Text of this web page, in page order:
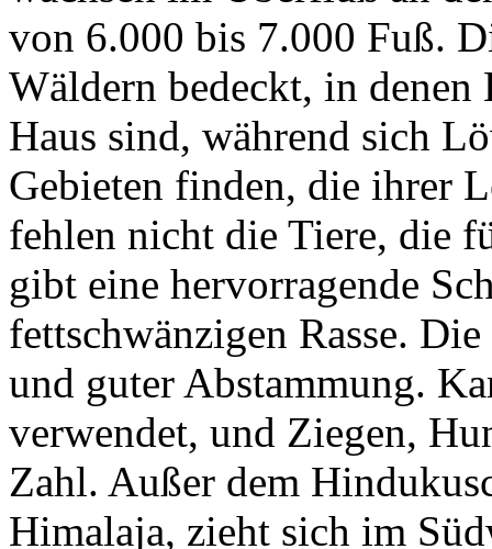
von 6.000 bis 7.000 Fuß.
Wäldern bedeckt, in
Haus sind, während sich
Gebieten finden, die ihrer
fehlen nicht die Tiere, die
gibt eine hervorragende
fettschwänzigen Rasse.
und guter Abstammung.
verwendet, und Ziegen,
Zahl. Außer dem
Himalaja, zieht sich im